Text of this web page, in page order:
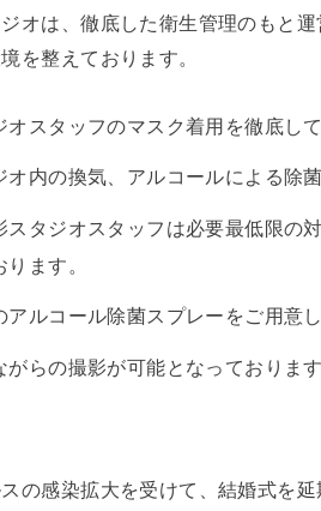
オは、徹底した衛生管理のもと
を整えております。
オスタッフのマスク着用を徹底して
オ内の換気、アルコールによる除
スタジオスタッフは必要最低限の
ます。
アルコール除菌スプレーをご用意
がらの撮影が可能となっております
の感染拡大を受けて、結婚式を